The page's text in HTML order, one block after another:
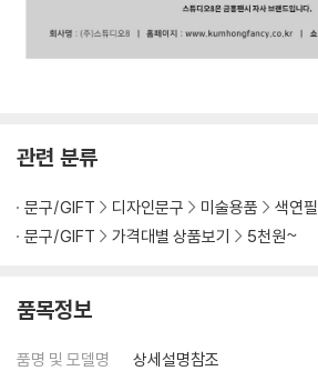
관련 분류
문구/GIFT 디자인문구 미술용품
색연필
문구/GIFT
가격대별 상품보기 5천원~
품목정보
품명 및 모델명
상세설명참조